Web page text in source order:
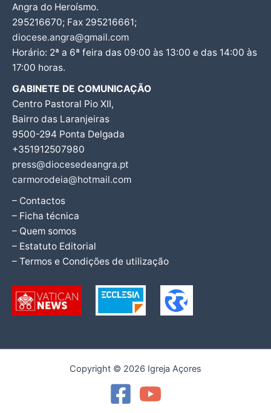
Angra do Heroísmo.
295216670; Fax 295216661;
diocese.angra@gmail.com
Horário: 2ª a 6ª feira das 09:00 às 13:00 e das 14:00 às
17:00 horas.
GABINETE DE COMUNICAÇÃO
Centro Pastoral Pio XII,
Bairro das Laranjeiras
9500-294 Ponta Delgada
+351912507980
press@diocesedeangra.pt
carmorodeia@hotmail.com
– Contactos
– Ficha técnica
– Quem somos
– Estatuto Editorial
– Termos e Condições de utilização
Copyright © 2026 Igreja Açores